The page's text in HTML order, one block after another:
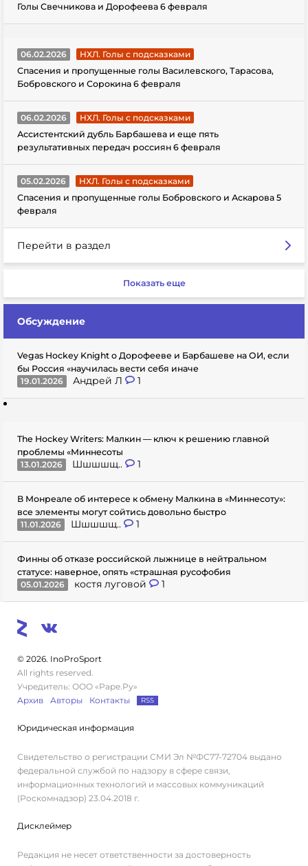
Голы Свечникова и Дорофеева 6 февраля
06.02.2026
НХЛ. Голы с подсказками
Спасения и пропущенные голы Василевского, Тарасова,
Бобровского и Сорокина 6 февраля
06.02.2026
НХЛ. Голы с подсказками
Ассистентский дубль Барбашева и еще пять
результативных передач россиян 6 февраля
05.02.2026
НХЛ. Голы с подсказками
Спасения и пропущенные голы Бобровского и Аскарова 5
февраля
Перейти в раздел
Показать еще
Обсуждение
Vegas Hockey Knight о Дорофееве и Барбашеве на ОИ, если
бы Россия «научилась вести себя иначе
19.01.2026
Андрей Л 1
The Hockey Writers: Малкин — ключ к решению главной
проблемы «Миннесоты
13.01.2026
Шшшшщ.. 1
В Монреале об интересе к обмену Малкина в «Миннесоту»:
все элементы могут сойтись довольно быстро
11.01.2026
Шшшшщ.. 1
Финны об отказе российской лыжнице в нейтральном
статусе: наверное, опять «страшная русофобия
05.01.2026
костя луговой 1
© 2026. InoProSport
All rights reserved.
Учредитель: ООО «Раре.Ру»
Архив
Авторы Контакты RSS
Юридическая информация
Свидетельство о регистрации СМИ Эл №ФС77-72704 выдано
федеральной службой по надзору в сфере связи,
информационных технологий и массовых коммуникаций
(Роскомнадзор) 23.04.2018 г.
Дисклеймер
Редакция не несет ответственности за достоверность